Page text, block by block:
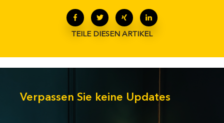
TEILE DIESEN ARTIKEL
Verpassen Sie keine Updates